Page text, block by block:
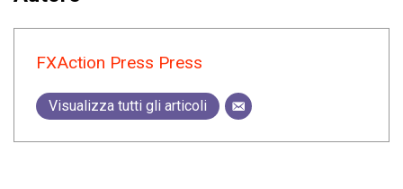
FXAction Press Press
Visualizza tutti gli articoli